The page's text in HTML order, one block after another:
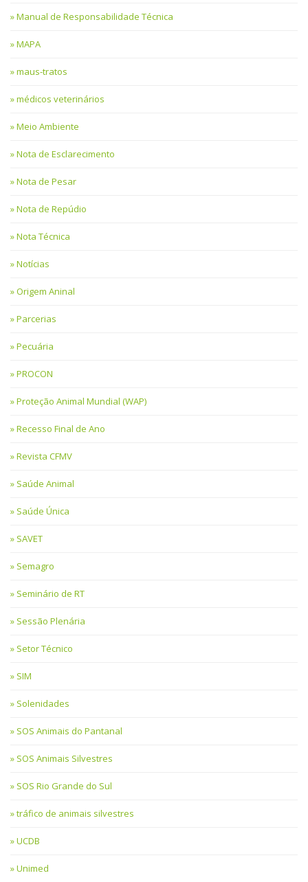
Manual de Responsabilidade Técnica
MAPA
maus-tratos
médicos veterinários
Meio Ambiente
Nota de Esclarecimento
Nota de Pesar
Nota de Repúdio
Nota Técnica
Notícias
Origem Aninal
Parcerias
Pecuária
PROCON
Proteção Animal Mundial (WAP)
Recesso Final de Ano
Revista CFMV
Saúde Animal
Saúde Única
SAVET
Semagro
Seminário de RT
Sessão Plenária
Setor Técnico
SIM
Solenidades
SOS Animais do Pantanal
SOS Animais Silvestres
SOS Rio Grande do Sul
tráfico de animais silvestres
UCDB
Unimed